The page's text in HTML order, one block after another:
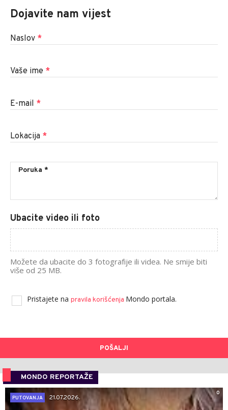
Dojavite nam vijest
Naslov *
Vaše ime *
E-mail *
Lokacija *
Ubacite video ili foto
Možete da ubacite do 3 fotografije ili videa. Ne smije biti
više od 25 MB.
Pristajete na pravila korišćenja Mondo portala.
POŠALJI
MONDO REPORTAŽE
0
PUTOVANJA
21.07.2026.